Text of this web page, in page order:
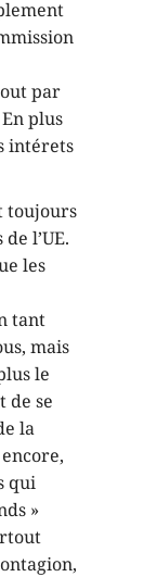
par
plus
intérets
toujours
l’UE.
les
tant
mais
le
de se
la
qui
»